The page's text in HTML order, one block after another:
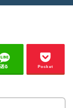
送る Pocket